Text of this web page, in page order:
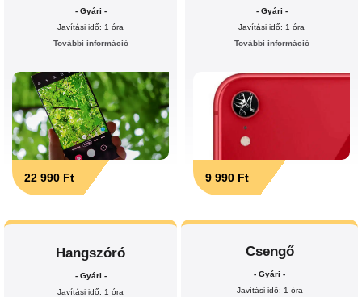
- Gyári -
Javítási idő: 1 óra
További információ
22 990 Ft
- Gyári -
Javítási idő: 1 óra
További információ
9 990 Ft
Hangszóró
- Gyári -
Javítási idő: 1 óra
Csengő
- Gyári -
Javítási idő: 1 óra